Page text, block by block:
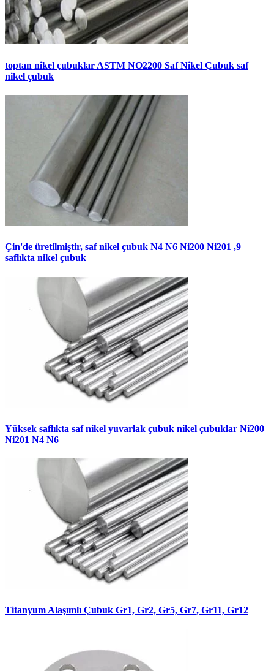
toptan nikel çubuklar ASTM NO2200 Saf Nikel Çubuk saf
nikel çubuk
Çin'de üretilmiştir, saf nikel çubuk N4 N6 Ni200 Ni201 ,9
saflıkta nikel çubuk
Yüksek saflıkta saf nikel yuvarlak çubuk nikel çubuklar Ni200
Ni201 N4 N6
Titanyum Alaşımlı Çubuk Gr1, Gr2, Gr5, Gr7, Gr11, Gr12